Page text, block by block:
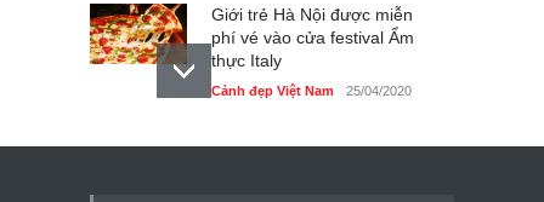
Giới trẻ Hà Nội được miễn
phí vé vào cửa festival Ẩm
thực Italy
Cảnh đẹp Việt Nam 25/04/2020
Tam giác mạch khoe sắc